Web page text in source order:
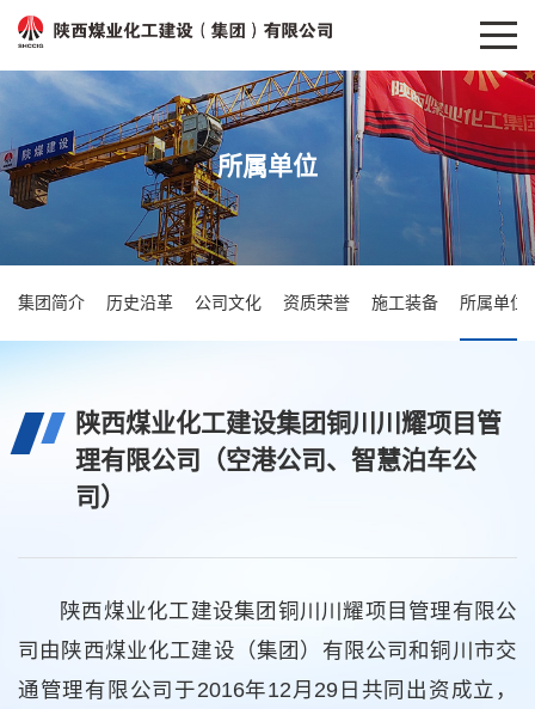
所属单位
集团简介 历史沿革 公司文化 资质荣誉 施工装备 所属单位
陕西煤业化工建设集团铜川川耀项目管
理有限公司（空港公司、智慧泊车公
司）
陕西煤业化工建设集团铜川川耀项目管理有限公
司由陕西煤业化工建设（集团）有限公司和铜川市交
通管理有限公司于2016年12月29日共同出资成立，